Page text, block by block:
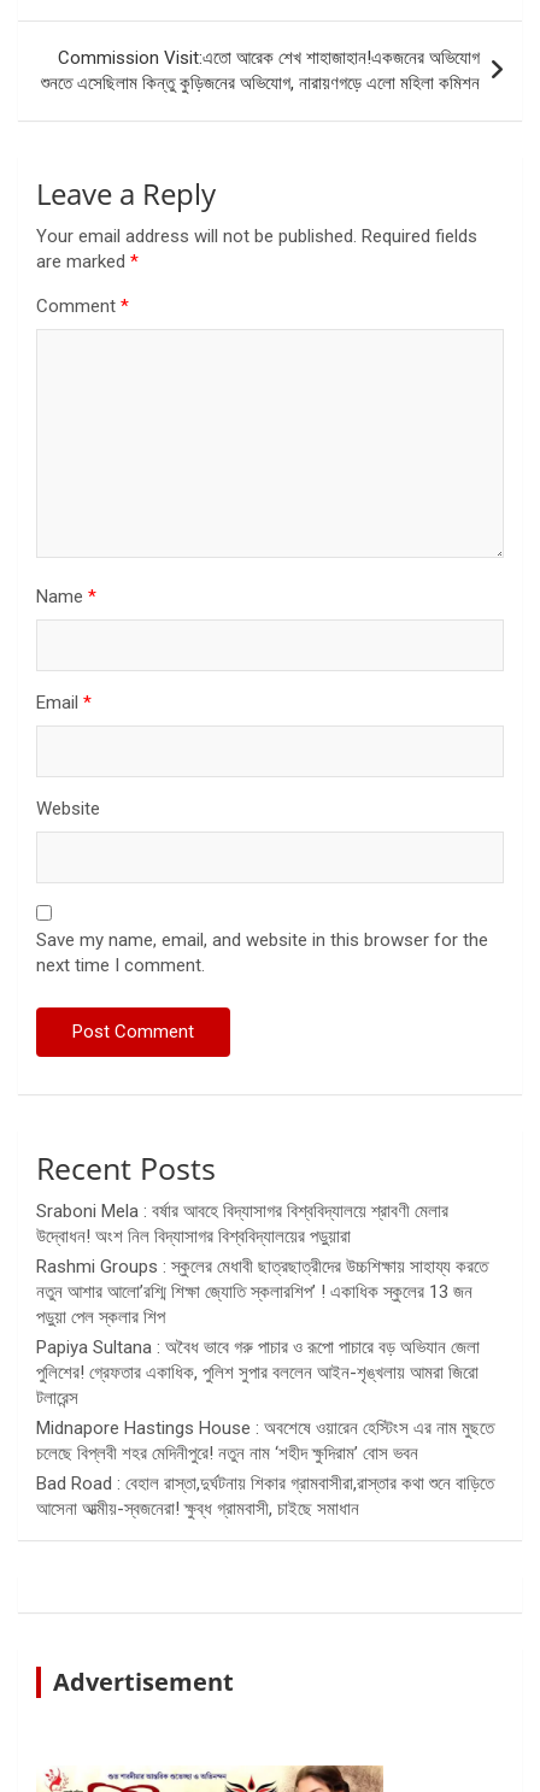
Commission Visit:এতো আরেক শেখ শাহাজাহান!একজনের অভিযোগ
শুনতে এসেছিলাম কিন্তু কুড়িজনের অভিযোগ, নারায়ণগড়ে এলো মহিলা কমিশন
Leave a Reply
Your email address will not be published. Required fields
are marked *
Comment *
Name *
Email *
Website
Save my name, email, and website in this browser for the
next time I comment.
Recent Posts
Sraboni Mela : বর্ষার আবহে বিদ্যাসাগর বিশ্ববিদ্যালয়ে শ্রাবণী মেলার
উদ্বোধন! অংশ নিল বিদ্যাসাগর বিশ্ববিদ্যালয়ের পড়ুয়ারা
Rashmi Groups : স্কুলের মেধাবী ছাত্রছাত্রীদের উচ্চশিক্ষায় সাহায্য করতে
নতুন আশার আলো’রশ্মি শিক্ষা জ্যোতি স্কলারশিপ’ ! একাধিক স্কুলের 13 জন
পড়ুয়া পেল স্কলার শিপ
Papiya Sultana : অবৈধ ভাবে গরু পাচার ও রূপো পাচারে বড় অভিযান জেলা
পুলিশের! গ্রেফতার একাধিক, পুলিশ সুপার বললেন আইন-শৃঙ্খলায় আমরা জিরো
টলারেন্স
Midnapore Hastings House : অবশেষে ওয়ারেন হেস্টিংস এর নাম মুছতে
চলেছে বিপ্লবী শহর মেদিনীপুরে! নতুন নাম ‘শহীদ ক্ষুদিরাম’ বোস ভবন
Bad Road : বেহাল রাস্তা,দুর্ঘটনায় শিকার গ্রামবাসীরা,রাস্তার কথা শুনে বাড়িতে
আসেনা আত্মীয়-স্বজনেরা! ক্ষুব্ধ গ্রামবাসী, চাইছে সমাধান
Advertisement